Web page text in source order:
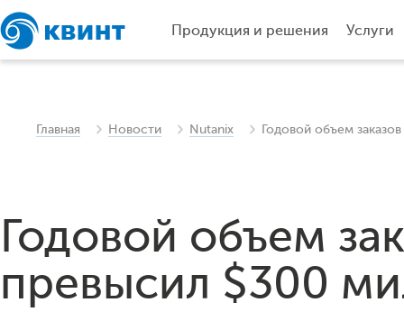
Продукция и решения Услуги
Главная Новости Nutanix Годовой объем
Годовой объем
превысил $300